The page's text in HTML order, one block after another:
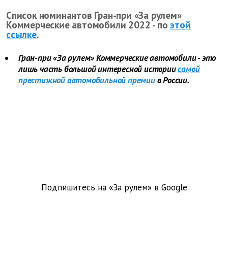
Список номинантов Гран-при «За рулем»
Коммерческие автомобили 2022 - по этой
ссылке.
Гран-при «За рулем» Коммерческие автомобили - это
лишь часть большой интересной историисамой
престижной автомобильной премиив России.
Подпишитесь на «За рулем» в Google